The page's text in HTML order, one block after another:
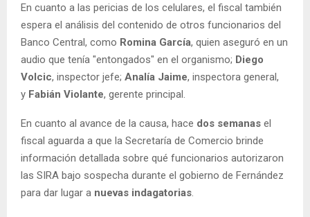
En cuanto a las pericias de los celulares, el fiscal también
espera el análisis del contenido de otros funcionarios del
Banco Central, como Romina García, quien aseguró en un
audio que tenía "entongados" en el organismo; Diego
Volcic, inspector jefe; Analía Jaime, inspectora general,
y Fabián Violante, gerente principal.
En cuanto al avance de la causa, hace dos semanas el
fiscal aguarda a que la Secretaría de Comercio brinde
información detallada sobre qué funcionarios autorizaron
las SIRA bajo sospecha durante el gobierno de Fernández
para dar lugar a nuevas indagatorias.